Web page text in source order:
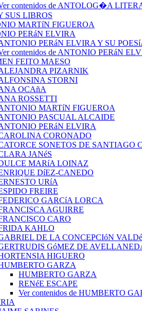
contenidos de ANTOLOG�A
SUS LIBROS
MARTíN FIGUEROA
PERáN ELVIRA
PERáN ELVIRA Y SU
contenidos de ANTONIO PERáN
FEITO MAESO
PIZARNIK
STORNI
OCAñA
ROSSETTI
MARTíN FIGUEROA
PASCUAL ALCAIDE
PERáN ELVIRA
CORONADO
SONETOS DE SANTIAGO
JANéS
MARíA LOINAZ
DíEZ-CANEDO
URíA
FREIRE
GARCíA LORCA
AGUIRRE
CARO
KAHLO
DE LA CONCEPCIóN
GóMEZ DE
HIGUERO
GARZA
HUMBERTO GARZA
RENéE ESCAPE
Ver contenidos de HUMBERTO